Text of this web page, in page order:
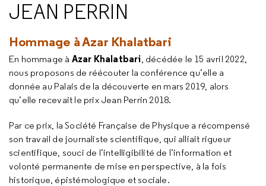
JEAN PERRIN
Hommage àAzar Khalatbari
En hommage à Azar Khalatbari, décédée le 15 avril 2022,
nous proposons de réécouter la conférence qu’elle a
donnée au Palais de la découverte en mars 2019, alors
qu’elle recevait le prix Jean Perrin 2018.
Par ce prix, la Société Française de Physique a récompensé
son travail de journaliste scientifique, qui alliait rigueur
scientifique, souci de l’intelligibilité de l’information et
volonté permanente de mise en perspective, à la fois
historique, épistémologique et sociale.